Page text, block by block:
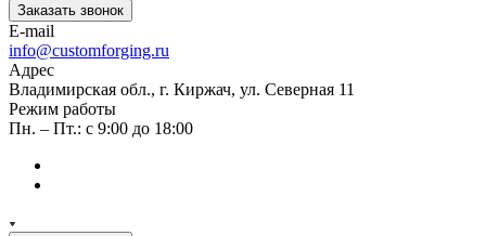
Заказать звонок
E-mail
info@customforging.ru
Адрес
Владимирская обл., г. Киржач, ул. Северная 11
Режим работы
Пн. – Пт.: с 9:00 до 18:00